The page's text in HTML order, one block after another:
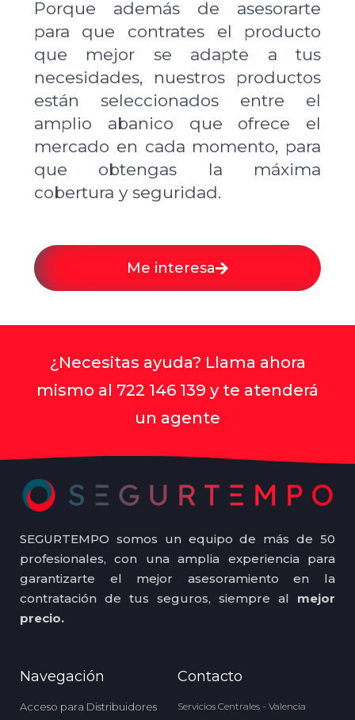
Porque además de asesorarte
para que contrates el producto
que mejor se adapte a tus
necesidades, nuestros productos
están seleccionados entre el
amplio abanico que ofrece el
mercado en cada momento, para
que obtengas la máxima
cobertura y seguridad.
Me interesa
¿Necesitas ayuda? Llama ahora
mismo al 722 146 139 y te atenderá
un agente
SEGURTEMPO somos un equipo de más de 50
profesionales, con una amplia experiencia para
garantizarte el mejor asesoramiento en la
contratación de tus seguros, siempre al mejor
precio.
Navegación
Acceso para Distribuidores
Contacto
Servicios Centrales - Valencia